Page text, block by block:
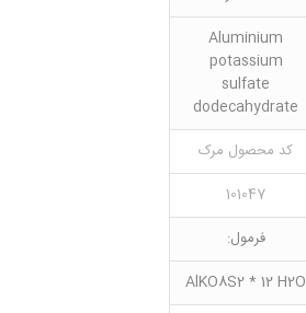
Aluminium
potassium
sulfate
dodecahydrate
کد محصول مرک
101047
فرمول:
AlKO8S2 * 12 H2O